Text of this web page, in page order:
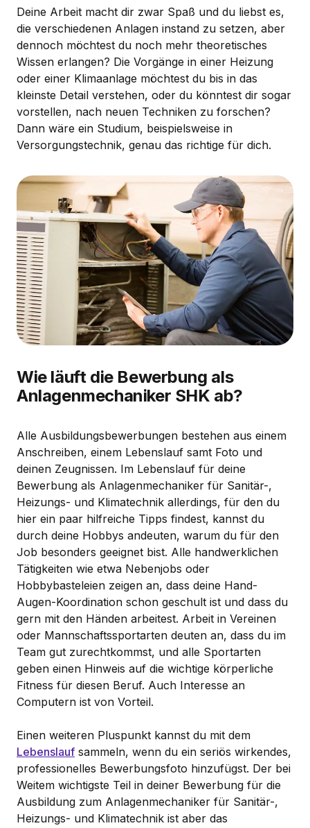
Deine Arbeit macht dir zwar Spaß und du liebst es,
die verschiedenen Anlagen instand zu setzen, aber
dennoch möchtest du noch mehr theoretisches
Wissen erlangen? Die Vorgänge in einer Heizung
oder einer Klimaanlage möchtest du bis in das
kleinste Detail verstehen, oder du könntest dir sogar
vorstellen, nach neuen Techniken zu forschen?
Dann wäre ein Studium, beispielsweise in
Versorgungstechnik, genau das richtige für dich.
Wie läuft die Bewerbung als
Anlagenmechaniker SHK ab?
Alle Ausbildungsbewerbungen bestehen aus einem
Anschreiben, einem Lebenslauf samt Foto und
deinen Zeugnissen. Im Lebenslauf für deine
Bewerbung als Anlagenmechaniker für Sanitär-,
Heizungs- und Klimatechnik allerdings, für den du
hier ein paar hilfreiche Tipps findest, kannst du
durch deine Hobbys andeuten, warum du für den
Job besonders geeignet bist. Alle handwerklichen
Tätigkeiten wie etwa Nebenjobs oder
Hobbybasteleien zeigen an, dass deine Hand-
Augen-Koordination schon geschult ist und dass du
gern mit den Händen arbeitest. Arbeit in Vereinen
oder Mannschaftssportarten deuten an, dass du im
Team gut zurechtkommst, und alle Sportarten
geben einen Hinweis auf die wichtige körperliche
Fitness für diesen Beruf. Auch Interesse an
Computern ist von Vorteil.
Einen weiteren Pluspunkt kannst du mit dem
Lebenslauf sammeln, wenn du ein seriös wirkendes,
professionelles Bewerbungsfoto hinzufügst. Der bei
Weitem wichtigste Teil in deiner Bewerbung für die
Ausbildung zum Anlagenmechaniker für Sanitär-,
Heizungs- und Klimatechnik ist aber das